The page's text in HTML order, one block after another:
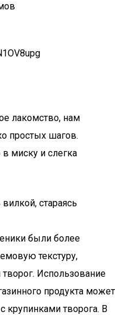
лакомство, нам
простых шагов.
миску и слегка
стараясь
были более
текстуру,
Использование
продукта может
крупинками творога. В